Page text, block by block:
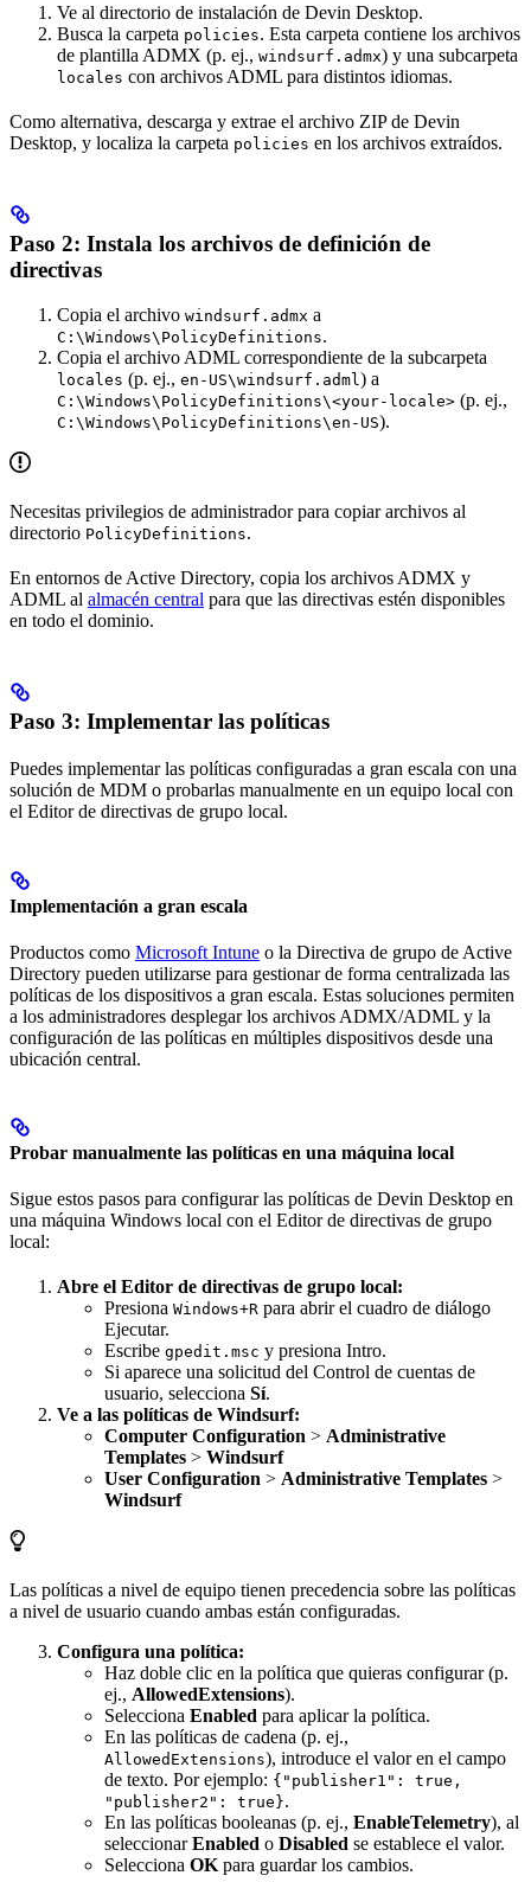
Ve al directorio de instalación de Devin Desktop.
Busca la carpeta policies. Esta carpeta contiene los archivos
de plantilla ADMX (p. ej., windsurf.admx) y una subcarpeta
locales con archivos ADML para distintos idiomas.
Como alternativa, descarga y extrae el archivo ZIP de Devin
Desktop, y localiza la carpeta policies en los archivos extraídos.
Paso 2: Instala los archivos de definición de
directivas
Copia el archivo windsurf.admx a
C:\Windows\PolicyDefinitions.
Copia el archivo ADML correspondiente de la subcarpeta
locales (p. ej., en-US\windsurf.adml) a
C:\Windows\PolicyDefinitions\<your-locale> (p. ej.,
C:\Windows\PolicyDefinitions\en-US).
Necesitas privilegios de administrador para copiar archivos al
directorio PolicyDefinitions.
En entornos de Active Directory, copia los archivos ADMX y
ADML al almacén central para que las directivas estén disponibles
en todo el dominio.
Paso 3: Implementar las políticas
Puedes implementar las políticas configuradas a gran escala con una
solución de MDM o probarlas manualmente en un equipo local con
el Editor de directivas de grupo local.
Implementación a gran escala
Productos como Microsoft Intune o la Directiva de grupo de Active
Directory pueden utilizarse para gestionar de forma centralizada las
políticas de los dispositivos a gran escala. Estas soluciones permiten
a los administradores desplegar los archivos ADMX/ADML y la
configuración de las políticas en múltiples dispositivos desde una
ubicación central.
Probar manualmente las políticas en una máquina local
Sigue estos pasos para configurar las políticas de Devin Desktop en
una máquina Windows local con el Editor de directivas de grupo
local:
Abre el Editor de directivas de grupo local:
Presiona Windows+R para abrir el cuadro de diálogo
Ejecutar.
Escribe gpedit.msc y presiona Intro.
Si aparece una solicitud del Control de cuentas de
usuario, selecciona Sí.
Ve a las políticas de Windsurf:
Computer Configuration > Administrative
Templates > Windsurf
User Configuration > Administrative Templates >
Windsurf
Las políticas a nivel de equipo tienen precedencia sobre las políticas
a nivel de usuario cuando ambas están configuradas.
Configura una política:
Haz doble clic en la política que quieras configurar (p.
ej., AllowedExtensions).
Selecciona Enabled para aplicar la política.
En las políticas de cadena (p. ej.,
AllowedExtensions), introduce el valor en el campo
de texto. Por ejemplo: {"publisher1": true,
"publisher2": true}.
En las políticas booleanas (p. ej., EnableTelemetry), al
seleccionarEnabled o Disabled se establece el valor.
Selecciona OKpara guardar los cambios.